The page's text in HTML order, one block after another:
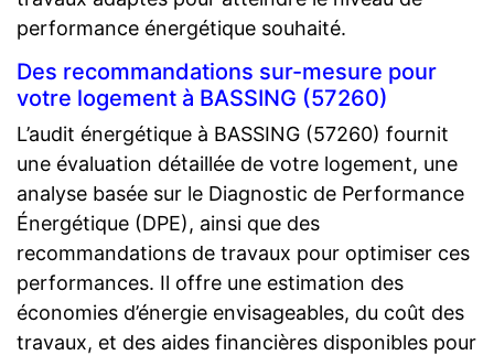
performance énergétique souhaité.
Des recommandations sur-mesure pour
votre logement à BASSING (57260)
L’audit énergétique à BASSING (57260) fournit
une évaluation détaillée de votre logement, une
analyse basée sur le Diagnostic de Performance
Énergétique (DPE), ainsi que des
recommandations de travaux pour optimiser ces
performances. Il offre une estimation des
économies d’énergie envisageables, du coût des
travaux, et des aides financières disponibles pour